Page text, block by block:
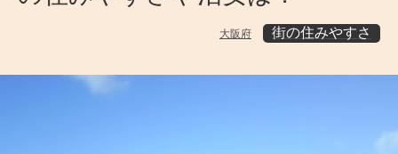
大阪府 街の住みやすさ